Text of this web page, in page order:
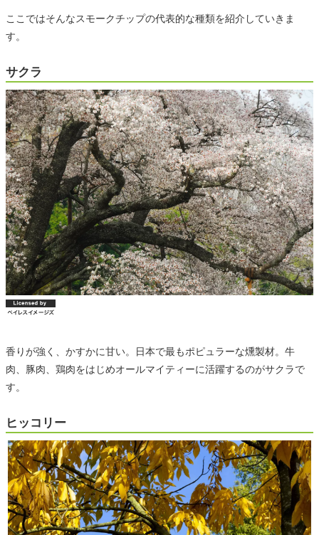
ここではそんなスモークチップの代表的な種類を紹介していきま
す。
サクラ
香りが強く、かすかに甘い。日本で最もポピュラーな燻製材。牛
肉、豚肉、鶏肉をはじめオールマイティーに活躍するのがサクラで
す。
ヒッコリー